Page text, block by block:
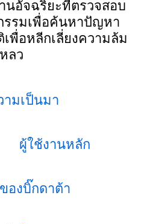
นอัจฉริยะที่ตรวจสอบ
รรมเพื่อค้นหาปัญหา
พื่อหลีกเลี่ยงความล้ม
ลว
ามเป็นมา
ผู้ใช้งานหลัก
องบิ๊กดาต้า